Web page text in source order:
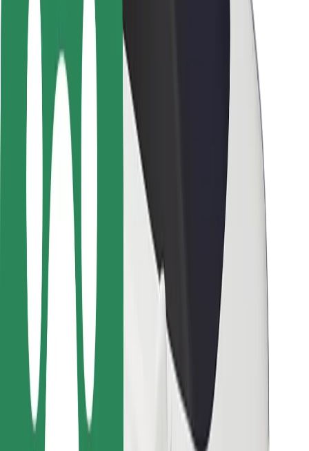
Varnost potnikov
Varnost voznikov
Varnost skirojev
Varnostni kotiček
Mesta
Lokacije
Rešitve za mesto
Letališča
Bolt polnilne postaje
Pomoč
Za potnike
Za voznike
Za dostavljavce
Bolt Food
Za lastnike voznih parkov
Za restavracije
Bolt za podjetja
Drugo